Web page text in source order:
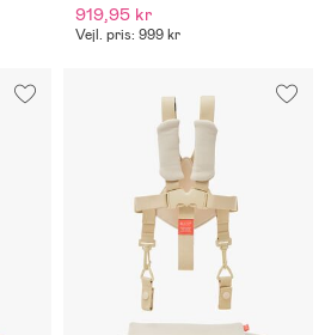
919,95 kr
Vejl. pris: 999 kr